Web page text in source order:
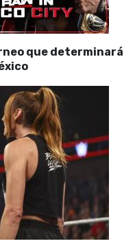
que determinará